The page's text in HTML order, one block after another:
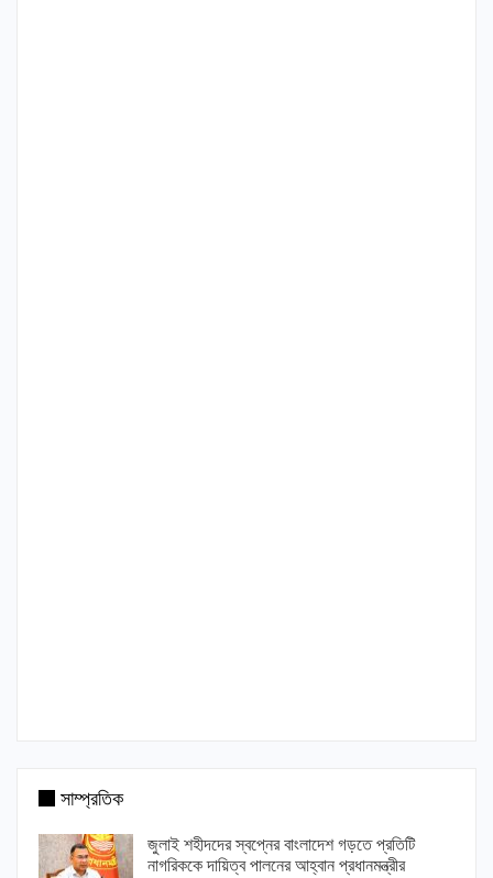
সাম্প্রতিক
জুলাই শহীদদের স্বপ্নের বাংলাদেশ গড়তে প্রতিটি
নাগরিককে দায়িত্ব পালনের আহ্বান প্রধানমন্ত্রীর